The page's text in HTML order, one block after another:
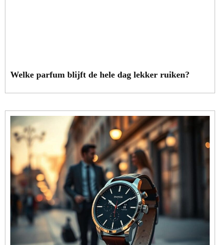
Welke parfum blijft de hele dag lekker ruiken?